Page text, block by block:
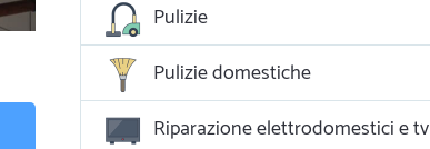
Pulizie
Pulizie domestiche
Riparazione elettrodomestici e tv